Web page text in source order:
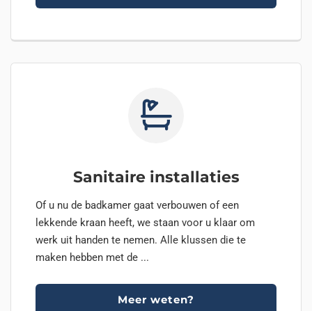
Sanitaire installaties
Of u nu de badkamer gaat verbouwen of een
lekkende kraan heeft, we staan voor u klaar om
werk uit handen te nemen. Alle klussen die te
maken hebben met de ...
Meer weten?